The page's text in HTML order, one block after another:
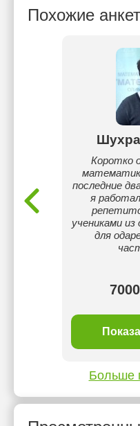
Похожие
Коротко
последние
я
учениками
для
Больше